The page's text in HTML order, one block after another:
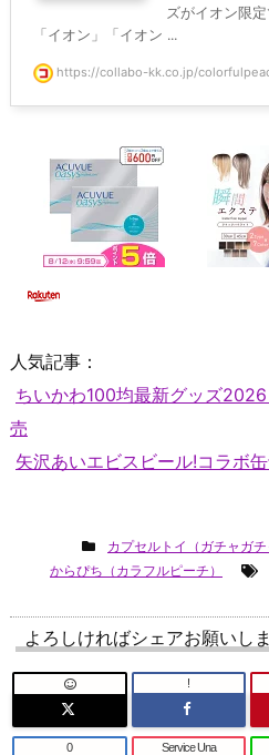
ズがイオン限
「イオン」「イオン ...
https://collabo-kk.co.jp/
人気記事：
ちいかわ100均最新グッズ
売
矢沢あいエビスビール!コラボ
カプセルトイ（ガチャガ
からぴち（カラフルピーチ）
よろしければシェアお願いし
!
0 Service Una